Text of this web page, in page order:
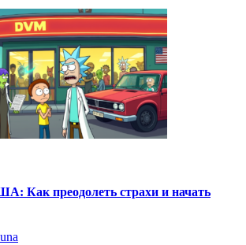
Как преодолеть страхи и начать